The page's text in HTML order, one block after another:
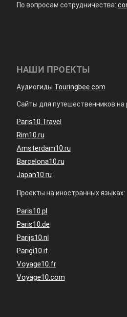
По вопросам сотрудничества:
НАШИ ПРОЕКТЫ
Аудиогиды Touringbee.com
Сайты для путешественников на
Paris10.Travel
Rim10.ru
Amsterdam10.ru
Barcelona10.ru
Japan10.ru
Проекты на иностранных языках:
Paris10.pl
Paris10.de
Parijs10.nl
Parigi10.it
Voyage10.fr
Voyage10.com